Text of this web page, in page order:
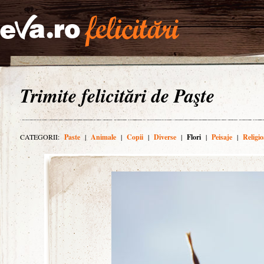
Trimite felicitări de Paşte
CATEGORII: Paste | Animale | Copii | Diverse | Flori | Peisaje |